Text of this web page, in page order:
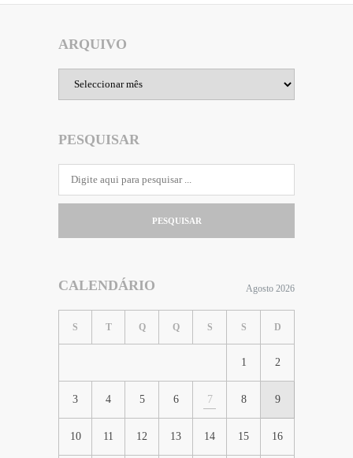
ARQUIVO
PESQUISAR
PESQUISAR
CALENDÁRIO Agosto 2026
S T Q Q S S D
1 2
3 4 5 6 7 8 9
10 11 12 13 14 15 16